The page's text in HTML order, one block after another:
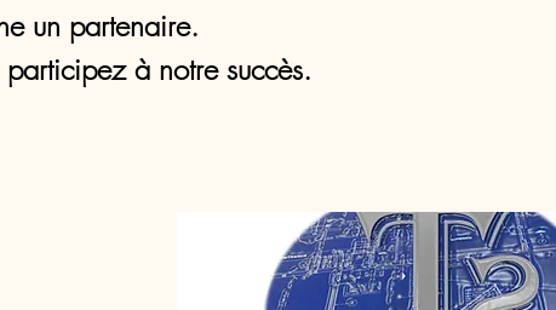
un partenaire.
à notre succès.